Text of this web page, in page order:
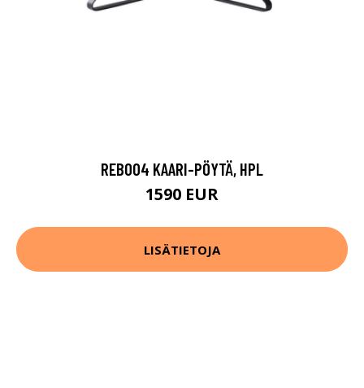
REB004 KAARI-PÖYTÄ, HPL
1590 EUR
LISÄTIETOJA